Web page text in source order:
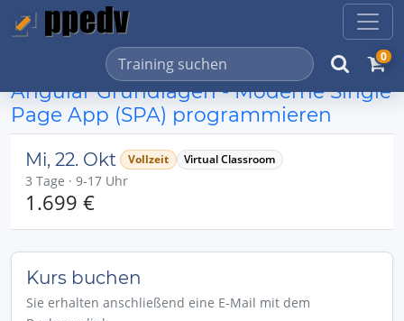
0
Angular Grundlagen - Moderne Single
Page App (SPA) programmieren
Mi, 22. Okt Vollzeit Virtual Classroom
3 Tage · 9-17 Uhr
1.699 €
Kurs buchen
Sie erhalten anschließend eine E-Mail mit dem